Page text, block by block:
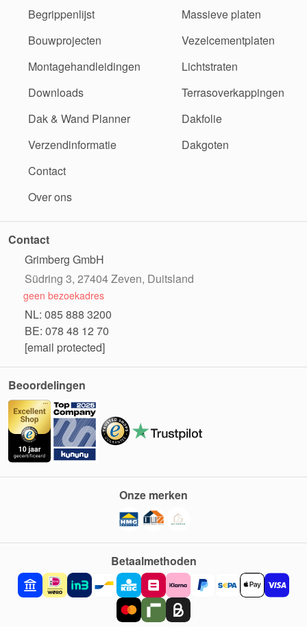
Begrippenlijst
Bouwprojecten
Montagehandleidingen
Downloads
Dak & Wand Planner
Verzendinformatie
Contact
Over ons
Massieve platen
Vezelcementplaten
Lichtstraten
Terrasoverkappingen
Dakfolie
Dakgoten
Contact
Grimberg GmbH
Südring 3, 27404 Zeven, Duitsland
geen bezoekadres
NL: 085 888 3200
BE: 078 48 12 70
[email protected]
Beoordelingen
Betaalmethoden
Onze merken